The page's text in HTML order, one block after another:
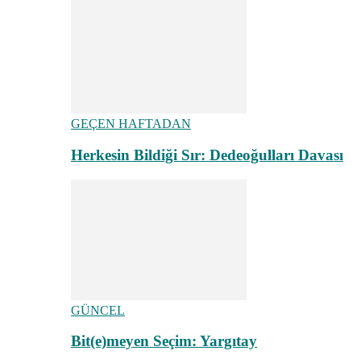
GEÇEN HAFTADAN
Herkesin Bildiği Sır: Dedeoğulları Davası
GÜNCEL
Bit(e)meyen Seçim: Yargıtay